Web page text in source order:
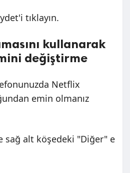
tıklayın.
kullanarak
değiştirme
Netflix
emin olmanız
sağ alt köşedeki "Diğer" e